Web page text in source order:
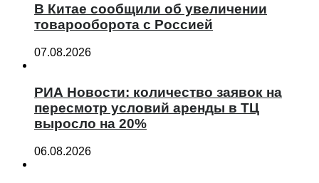
В Китае сообщили об увеличении
товарооборота с Россией
07.08.2026
РИА Новости: количество заявок на
пересмотр условий аренды в ТЦ
выросло на 20%
06.08.2026